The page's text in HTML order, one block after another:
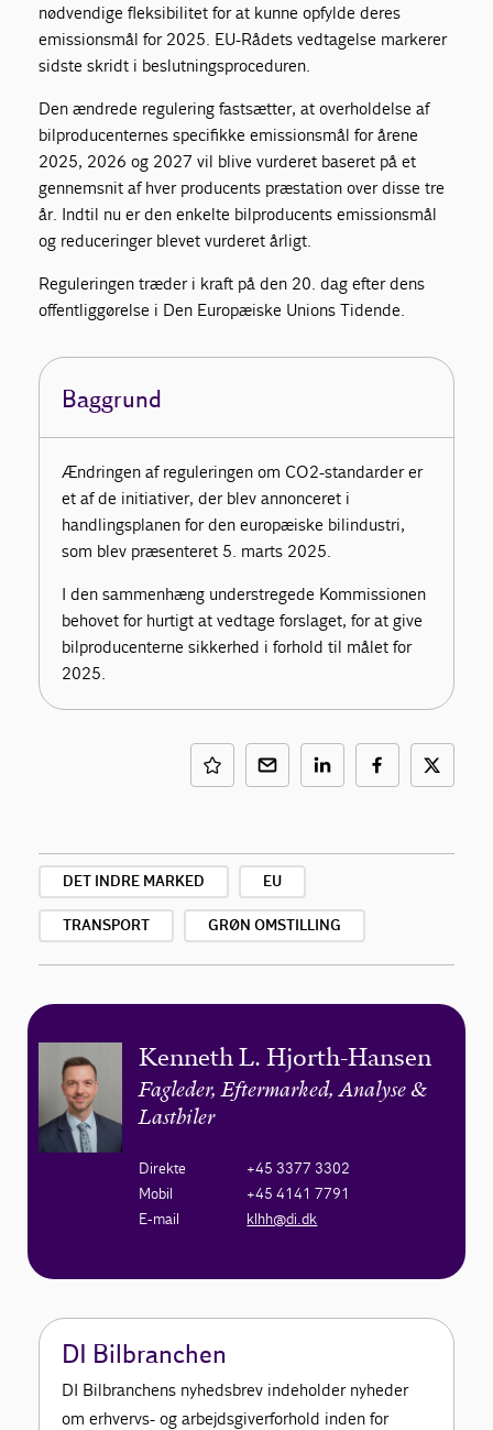
nødvendige fleksibilitet for at kunne opfylde deres
emissionsmål for 2025. EU-Rådets vedtagelse markerer
sidste skridt i beslutningsproceduren.
Den ændrede regulering fastsætter, at overholdelse af
bilproducenternes specifikke emissionsmål for årene
2025, 2026 og 2027 vil blive vurderet baseret på et
gennemsnit af hver producents præstation over disse tre
år. Indtil nu er den enkelte bilproducents emissionsmål
og reduceringer blevet vurderet årligt.
Reguleringen træder i kraft på den 20. dag efter dens
offentliggørelse i Den Europæiske Unions Tidende.
Baggrund
Ændringen af reguleringen om CO2-standarder er
et af de initiativer, der blev annonceret i
handlingsplanen for den europæiske bilindustri,
som blev præsenteret 5. marts 2025.
I den sammenhæng understregede Kommissionen
behovet for hurtigt at vedtage forslaget, for at give
bilproducenterne sikkerhed i forhold til målet for
2025.
DET INDRE MARKED EU
TRANSPORT GRØN OMSTILLING
Kenneth L. Hjorth-Hansen
Fagleder, Eftermarked, Analyse &
Lastbiler
Direkte
+45 3377 3302
Mobil
+45 4141 7791
E-mail
klhh@di.dk
DI Bilbranchen
DI Bilbranchens nyhedsbrev indeholder nyheder
om erhvervs- og arbejdsgiverforhold inden for